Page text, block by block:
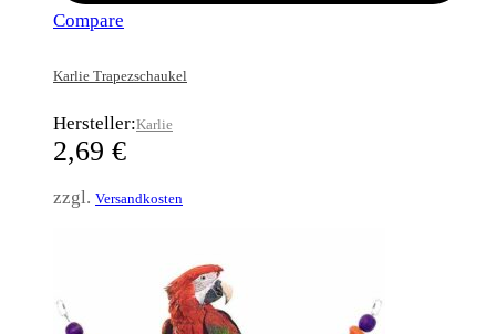
Compare
Karlie Trapezschaukel
Hersteller:Karlie
2,69 €
zzgl. Versandkosten